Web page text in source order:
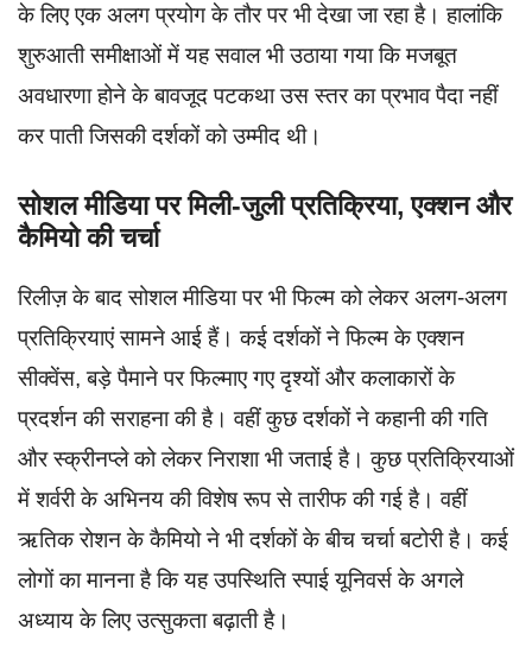
के लिए एक अलग प्रयोग के तौर पर भी देखा जा रहा है। हालांकि
शुरुआती समीक्षाओं में यह सवाल भी उठाया गया कि मजबूत
अवधारणा होने के बावजूद पटकथा उस स्तर का प्रभाव पैदा नहीं
कर पाती जिसकी दर्शकों को उम्मीद थी।
सोशल मीडिया पर मिली-जुली प्रतिक्रिया, एक्शन और
कैमियो की चर्चा
रिलीज़ के बाद सोशल मीडिया पर भी फिल्म को लेकर अलग-अलग
प्रतिक्रियाएं सामने आई हैं। कई दर्शकों ने फिल्म के एक्शन
सीक्वेंस, बड़े पैमाने पर फिल्माए गए दृश्यों और कलाकारों के
प्रदर्शन की सराहना की है। वहीं कुछ दर्शकों ने कहानी की गति
और स्क्रीनप्ले को लेकर निराशा भी जताई है। कुछ प्रतिक्रियाओं
में शर्वरी के अभिनय की विशेष रूप से तारीफ की गई है। वहीं
ऋतिक रोशन के कैमियो ने भी दर्शकों के बीच चर्चा बटोरी है। कई
लोगों का मानना है कि यह उपस्थिति स्पाई यूनिवर्स के अगले
अध्याय के लिए उत्सुकता बढ़ाती है।